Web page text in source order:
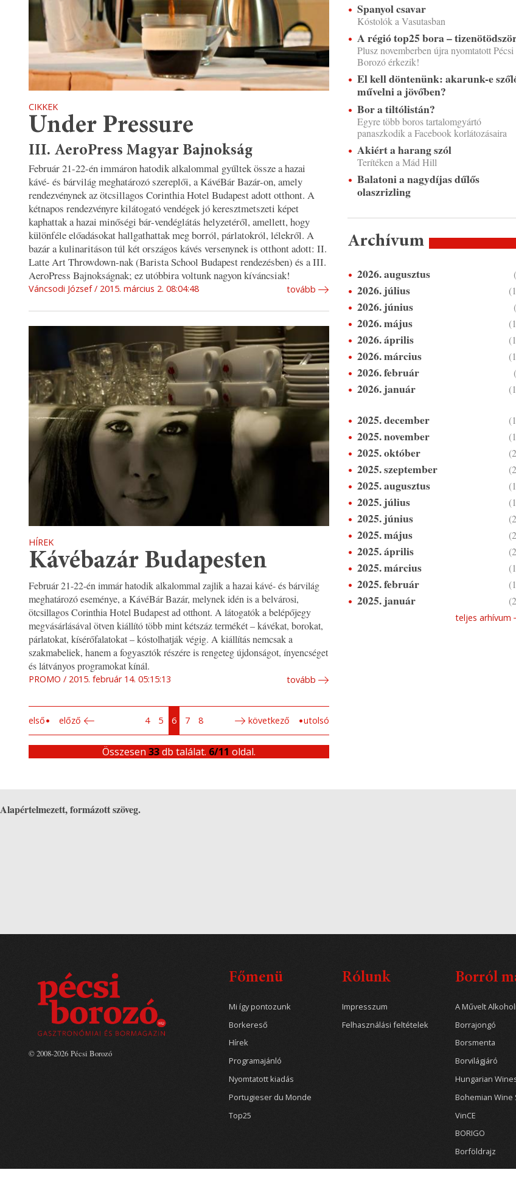
CIKKEK
Under Pressure
III. AeroPress Magyar Bajnokság
Február 21-22-én immáron hatodik alkalommal gyűltek össze a hazai
kávé- és bárvilág meghatározó szereplői, a KávéBár Bazár-on, amely
rendezvénynek az ötcsillagos Corinthia Hotel Budapest adott otthont. A
kétnapos rendezvényre kilátogató vendégek jó keresztmetszeti képet
kaphattak a hazai minőségi bár-vendéglátás helyzetéről, amellett, hogy
különféle előadásokat hallgathattak meg borról, párlatokról, lélekről. A
bazár a kulinaritáson túl két országos kávés versenynek is otthont adott: II.
Latte Art Throwdown-nak (Barista School Budapest rendezésben) és a III.
AeroPress Bajnokságnak; ez utóbbira voltunk nagyon kíváncsiak!
Váncsodi József 2015. március 2. 08:04:48 tovább
HÍREK
Kávébazár Budapesten
Február 21-22-én immár hatodik alkalommal zajlik a hazai kávé- és bárvilág
meghatározó eseménye, a KávéBár Bazár, melynek idén is a belvárosi,
ötcsillagos Corinthia Hotel Budapest ad otthont. A látogatók a belépőjegy
megvásárlásával ötven kiállító több mint kétszáz termékét – kávékat, borokat,
párlatokat, kísérőfalatokat – kóstolhatják végig. A kiállítás nemcsak a
szakmabeliek, hanem a fogyasztók részére is rengeteg újdonságot, ínyencséget
és látványos programokat kínál.
PROMO 2015. február 14. 05:15:13 tovább
első előző 4 5 6 7 8 következő utolsó
Összesen 33db találat. 6/11 oldal.
Spanyol csavar
Kóstolók a Vasutasban
A régió top25 bora –
Plusz novemberben újra nyomtatott Pécsi
Borozó érkezik!
El kell döntenünk: akarunk-e
művelni a jövőben?
Bor a tiltólistán?
Egyre több boros tartalomgyártó
panaszkodik a Facebook korlátozásaira
Akiért a harang szól
Terítéken a Mád Hill
Balatoni a nagydíjas dűlős
olaszrizling
Archívum
2026. augusztus
2026. július
2026. június
2026. május
2026. április
2026. március
2026. február
2026. január
2025. december
2025. november
2025. október
2025. szeptember
2025. augusztus
2025. július
2025. június
2025. május
2025. április
2025. március
2025. február
2025. január
teljes arhívum
Alapértelmezett, formázott szöveg.
Főmenü
Mi így pontozunk
Borkereső
Hírek
Programajánló
Nyomtatott kiadás
Portugieser du Monde
Top25
Rólunk
Impresszum
Felhasználási feltételek
Borról
A Művelt
Borrajongó
Borsmenta
Borvilágjáró
Hungarian
Bohemian Wine
VinCE
BORIGO
Borföldrajz
© 2008-2026 Pécsi Borozó